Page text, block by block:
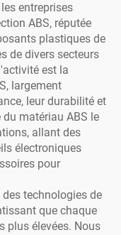
entreprises
ABS, réputée
plastiques de
de divers secteurs
est la
largement
leur durabilité et
matériau ABS le
allant des
électroniques
pour
technologies de
que chaque
plus élevées. Nous